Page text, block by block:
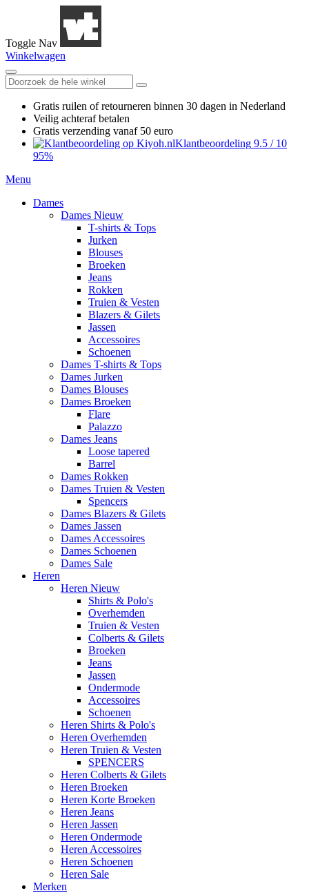
Toggle Nav
Winkelwagen
Gratis ruilen of retourneren binnen 30 dagen in Nederland
Veilig achteraf betalen
Gratis verzending vanaf 50 euro
Klantbeoordeling 9.5 / 10
95%
Menu
Dames
Dames Nieuw
T-shirts & Tops
Jurken
Blouses
Broeken
Jeans
Rokken
Truien & Vesten
Blazers & Gilets
Jassen
Accessoires
Schoenen
Dames T-shirts & Tops
Dames Jurken
Dames Blouses
Dames Broeken
Flare
Palazzo
Dames Jeans
Loose tapered
Barrel
Dames Rokken
Dames Truien & Vesten
Spencers
Dames Blazers & Gilets
Dames Jassen
Dames Accessoires
Dames Schoenen
Dames Sale
Heren
Heren Nieuw
Shirts & Polo's
Overhemden
Truien & Vesten
Colberts & Gilets
Broeken
Jeans
Jassen
Ondermode
Accessoires
Schoenen
Heren Shirts & Polo's
Heren Overhemden
Heren Truien & Vesten
SPENCERS
Heren Colberts & Gilets
Heren Broeken
Heren Korte Broeken
Heren Jeans
Heren Jassen
Heren Ondermode
Heren Accessoires
Heren Schoenen
Heren Sale
Merken